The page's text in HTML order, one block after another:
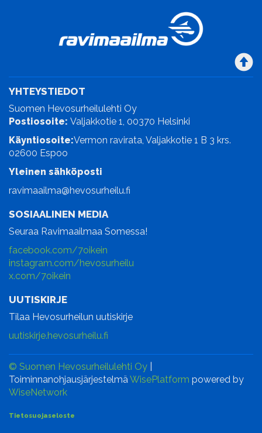
YHTEYSTIEDOT
Suomen Hevosurheilulehti Oy
Postiosoite: Valjakkotie 1, 00370 Helsinki
Käyntiosoite:Vermon ravirata, Valjakkotie 1 B 3 krs.
02600 Espoo
Yleinen sähköposti
ravimaailma@hevosurheilu.fi
SOSIAALINEN MEDIA
Seuraa Ravimaailmaa Somessa!
facebook.com/7oikein
instagram.com/hevosurheilu
x.com/7oikein
UUTISKIRJE
Tilaa Hevosurheilun uutiskirje
uutiskirje.hevosurheilu.fi
© Suomen Hevosurheilulehti Oy
ToiminnanohjausjärjestelmäWisePlatform powered by
WiseNetwork
Tietosuojaseloste